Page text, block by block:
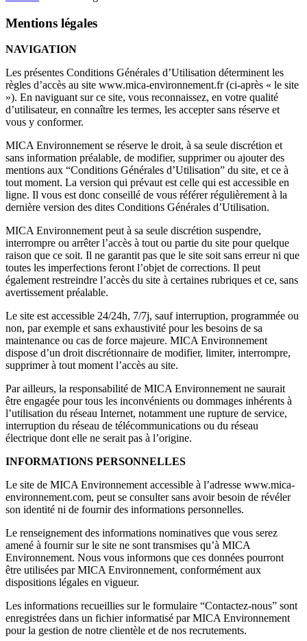
Mentions légales
NAVIGATION
Les présentes Conditions Générales d’Utilisation déterminent les
règles d’accès au site www.mica-environnement.fr (ci-après « le site
»). En naviguant sur ce site, vous reconnaissez, en votre qualité
d’utilisateur, en connaître les termes, les accepter sans réserve et
vous y conformer.
MICA Environnement se réserve le droit, à sa seule discrétion et
sans information préalable, de modifier, supprimer ou ajouter des
mentions aux “Conditions Générales d’Utilisation” du site, et ce à
tout moment. La version qui prévaut est celle qui est accessible en
ligne. Il vous est donc conseillé de vous référer régulièrement à la
dernière version des dites Conditions Générales d’Utilisation.
MICA Environnement peut à sa seule discrétion suspendre,
interrompre ou arrêter l’accès à tout ou partie du site pour quelque
raison que ce soit. Il ne garantit pas que le site soit sans erreur ni que
toutes les imperfections feront l’objet de corrections. Il peut
également restreindre l’accès du site à certaines rubriques et ce, sans
avertissement préalable.
Le site est accessible 24/24h, 7/7j, sauf interruption, programmée ou
non, par exemple et sans exhaustivité pour les besoins de sa
maintenance ou cas de force majeure. MICA Environnement
dispose d’un droit discrétionnaire de modifier, limiter, interrompre,
supprimer à tout moment l’accès au site.
Par ailleurs, la responsabilité de MICA Environnement ne saurait
être engagée pour tous les inconvénients ou dommages inhérents à
l’utilisation du réseau Internet, notamment une rupture de service,
interruption du réseau de télécommunications ou du réseau
électrique dont elle ne serait pas à l’origine.
INFORMATIONS PERSONNELLES
Le site de MICA Environnement accessible à l’adresse www.mica-
environnement.com, peut se consulter sans avoir besoin de révéler
son identité ni de fournir des informations personnelles.
Le renseignement des informations nominatives que vous serez
amené à fournir sur le site ne sont transmises qu’à MICA
Environnement. Nous vous informons que ces données pourront
être utilisées par MICA Environnement, conformément aux
dispositions légales en vigueur.
Les informations recueillies sur le formulaire “Contactez-nous” sont
enregistrées dans un fichier informatisé par MICA Environnement
pour la gestion de notre clientèle et de nos recrutements.